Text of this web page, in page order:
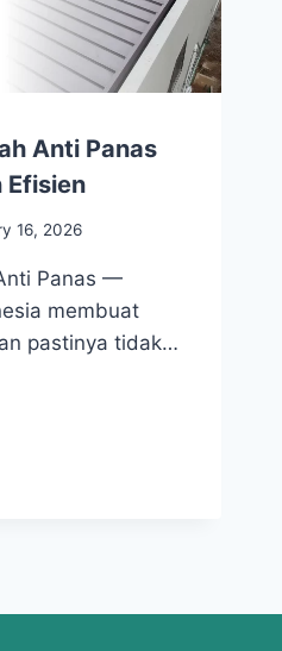
Anti Panas
Efisien
16, 2026
Panas —
membuat
pastinya tidak…